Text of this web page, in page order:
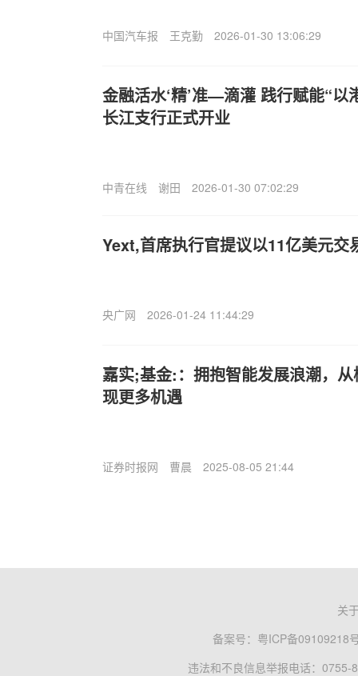
中国汽车报 王克勤 2026-01-30 13:06:29
金融活水‘精’准—滴灌 践行赋能“以
长江支行正式开业
中青在线 谢田 2026-01-30 07:02:29
Yext,首席执行官提议以11亿美元交
央广网 2026-01-24 11:44:29
嘉实;基金:：拥抱智能发展浪潮，
现更多机遇
证券时报网 曹晨 2025-08-05 21:44
关
备案号： 粤ICP备09109218
违法和不良信息举报电话：0755-